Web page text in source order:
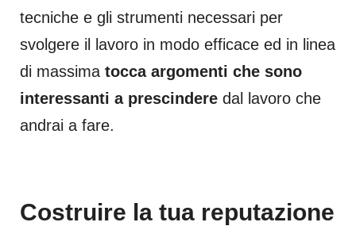
tecniche e gli strumenti necessari per
svolgere il lavoro in modo efficace ed in linea
di massima tocca argomenti che sono
interessanti a prescindere dal lavoro che
andrai a fare.
Costruire la tua reputazione